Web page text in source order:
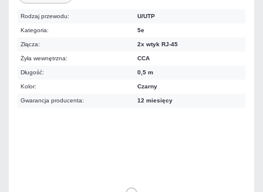
Rodzaj przewodu: U/UTP
Kategoria: 5e
Złącza: 2x wtyk RJ-45
Żyła wewnętrzna: CCA
Długość: 0,5 m
Kolor: Czarny
Gwarancja producenta: 12 miesięcy